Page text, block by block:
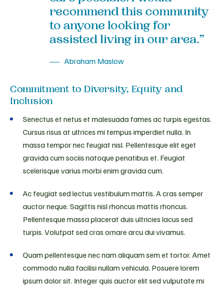
recommend this community
to anyone looking for
assisted living in our area.”
Abraham Maslow
Commitment to Diversity, Equity and
Inclusion
Senectus et netus et malesuada fames ac turpis egestas.
Cursus risus at ultrices mi tempus imperdiet nulla. In
massa tempor nec feugiat nisl. Pellentesque elit eget
gravida cum sociis natoque penatibus et. Feugiat
scelerisque varius morbi enim gravida cum.
Ac feugiat sed lectus vestibulum mattis. A cras semper
auctor neque. Sagittis nisl rhoncus mattis rhoncus.
Pellentesque massa placerat duis ultricies lacus sed
turpis. Volutpat sed cras ornare arcu dui vivamus.
Quam pellentesque nec nam aliquam sem et tortor. Amet
commodo nulla facilisi nullam vehicula. Posuere lorem
ipsum dolor sit. Integer quis auctor elit sed vulputate mi